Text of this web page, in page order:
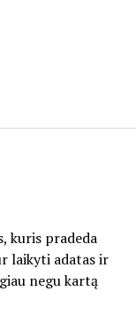
kuris pradeda
laikyti adatas ir
negu kartą